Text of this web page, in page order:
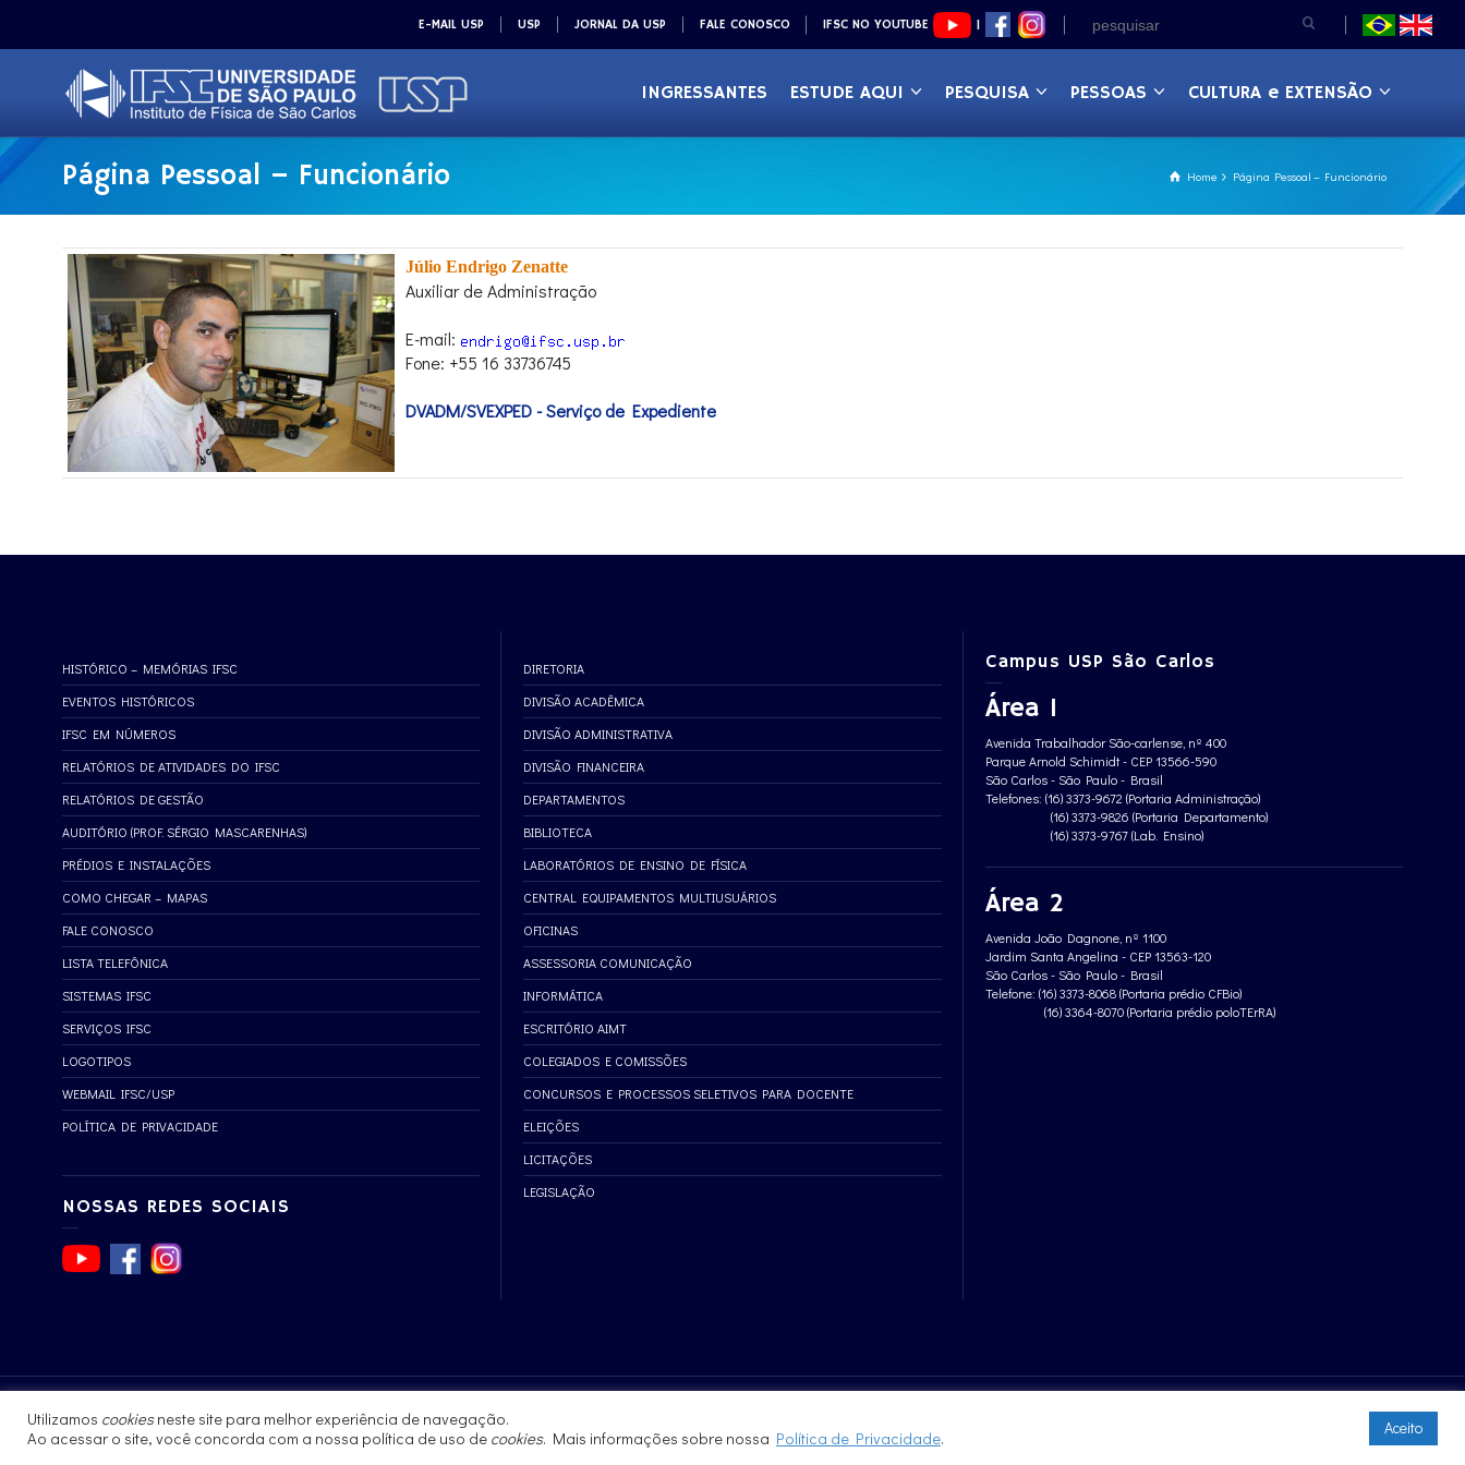
E-MAIL USP USP JORNAL DA USP FALE CONOSCO IFSC NO YOUTUBE |
INGRESSANTES ESTUDE AQUI PESQUISA PESSOAS CULTURA e EXTENSÃO
Home Página Pessoal – Funcionário
Página Pessoal – Funcionário
Júlio Endrigo Zenatte
Auxiliar de Administração
E-mail:
Fone: +55 16 33736745
DVADM/SVEXPED - Serviço de Expediente
HISTÓRICO – MEMÓRIAS IFSC
EVENTOS HISTÓRICOS
IFSC EM NÚMEROS
RELATÓRIOS DE ATIVIDADES DO IFSC
RELATÓRIOS DE GESTÃO
AUDITÓRIO (PROF. SÉRGIO MASCARENHAS)
PRÉDIOS E INSTALAÇÕES
COMO CHEGAR – MAPAS
FALE CONOSCO
LISTA TELEFÔNICA
SISTEMAS IFSC
SERVIÇOS IFSC
LOGOTIPOS
WEBMAIL IFSC/USP
POLÍTICA DE PRIVACIDADE
NOSSAS REDES SOCIAIS
DIRETORIA
DIVISÃO ACADÊMICA
DIVISÃO ADMINISTRATIVA
DIVISÃO FINANCEIRA
DEPARTAMENTOS
BIBLIOTECA
LABORATÓRIOS DE ENSINO DE FÍSICA
CENTRAL EQUIPAMENTOS MULTIUSUÁRIOS
OFICINAS
ASSESSORIA COMUNICAÇÃO
INFORMÁTICA
ESCRITÓRIO AIMT
COLEGIADOS E COMISSÕES
CONCURSOS E PROCESSOS SELETIVOS PARA DOCENTE
ELEIÇÕES
LICITAÇÕES
LEGISLAÇÃO
Campus USP São Carlos
Área 1
Avenida Trabalhador São-carlense, nº 400
Parque Arnold Schimidt - CEP 13566-590
São Carlos - São Paulo - Brasil
Telefones: (16) 3373-9672 (Portaria Administração)
(16) 3373-9826 (Portaria Departamento)
(16) 3373-9767 (Lab. Ensino)
Área 2
Avenida João Dagnone, nº 1100
Jardim Santa Angelina - CEP 13563-120
São Carlos - São Paulo - Brasil
Telefone: (16) 3373-8068 (Portaria prédio CFBio)
(16) 3364-8070 (Portaria prédio poloTErRA)
© 2017 - 2023 | Instituto de Física de São Carlos
Utilizamos cookiesneste site para melhor experiência de navegação.
Ao acessar o site, você concorda com a nossa política de uso de cookies. Mais informações sobre nossa Política de Privacidade. Aceito